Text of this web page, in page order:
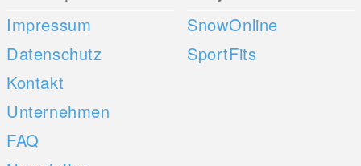
Impressum
Datenschutz
Kontakt
Unternehmen
FAQ
SnowOnline
SportFits